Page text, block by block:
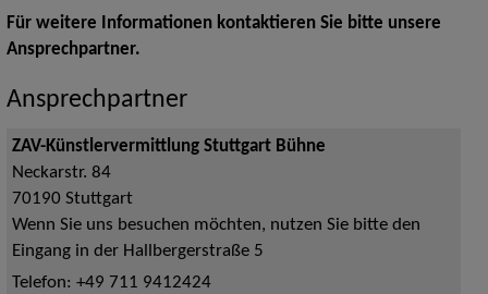
Für weitere Informationen kontaktieren Sie bitte unsere
Ansprechpartner.
Ansprechpartner
ZAV-Künstlervermittlung Stuttgart Bühne
Neckarstr. 84
70190 Stuttgart
Wenn Sie uns besuchen möchten, nutzen Sie bitte den
Eingang in der Hallbergerstraße 5
Telefon: +49 711 9412424